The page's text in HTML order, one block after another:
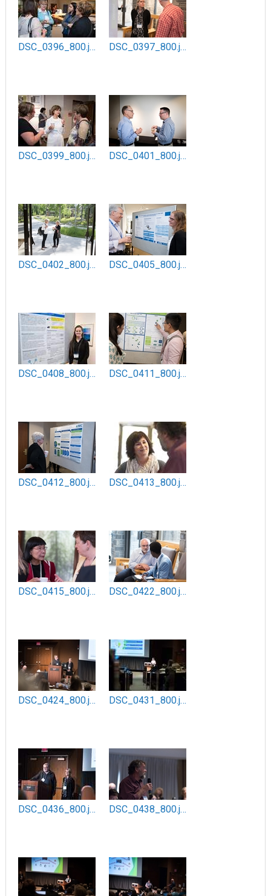
DSC_0396_800.jpg DSC_0397_800.jpg
DSC_0399_800.jpg DSC_0401_800.jpg
DSC_0402_800.jpg DSC_0405_800.jpg
DSC_0408_800.jpg DSC_0411_800.jpg
DSC_0412_800.jpg DSC_0413_800.jpg
DSC_0415_800.jpg DSC_0422_800.jpg
DSC_0424_800.jpg DSC_0431_800.jpg
DSC_0436_800.jpg DSC_0438_800.jpg